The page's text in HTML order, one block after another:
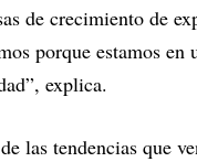
de crecimiento de
porque estamos en
explica.
las tendencias que